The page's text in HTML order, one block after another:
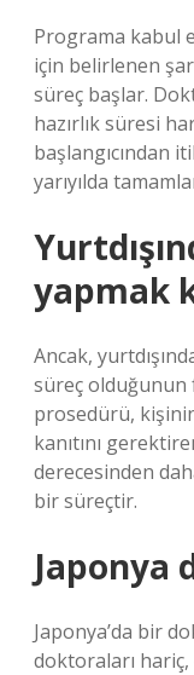
Programa kabul
için belirlenen
süreç başlar.
hazırlık süresi
başlangıcından
yarıyılda
yapmak
Ancak,
süreç olduğunun
prosedürü,
kanıtını
derecesinden
bir süreçtir.
Japonya
Japonya’da bir
doktoraları hariç,